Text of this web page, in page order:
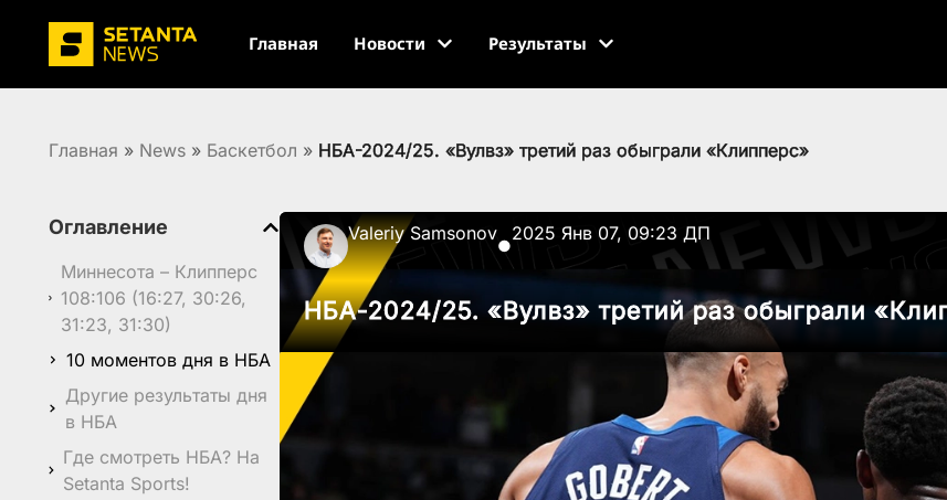
Главная Новости Результаты
Главная » News » Баскетбол » НБА-2024/25. «Вулвз» третий раз обыграли «Клипперс»
Оглавление
Миннесота – Клипперс
108:106 (16:27, 30:26,
31:23, 31:30)
10 моментов дня в НБА
Другие результаты дня
в НБА
Где смотреть НБА? На
Setanta Sports!
Valeriy Samsonov
●
2025 Янв 07, 09:23 ДП
НБА-2024/25. «Вулвз» третий раз обыграли